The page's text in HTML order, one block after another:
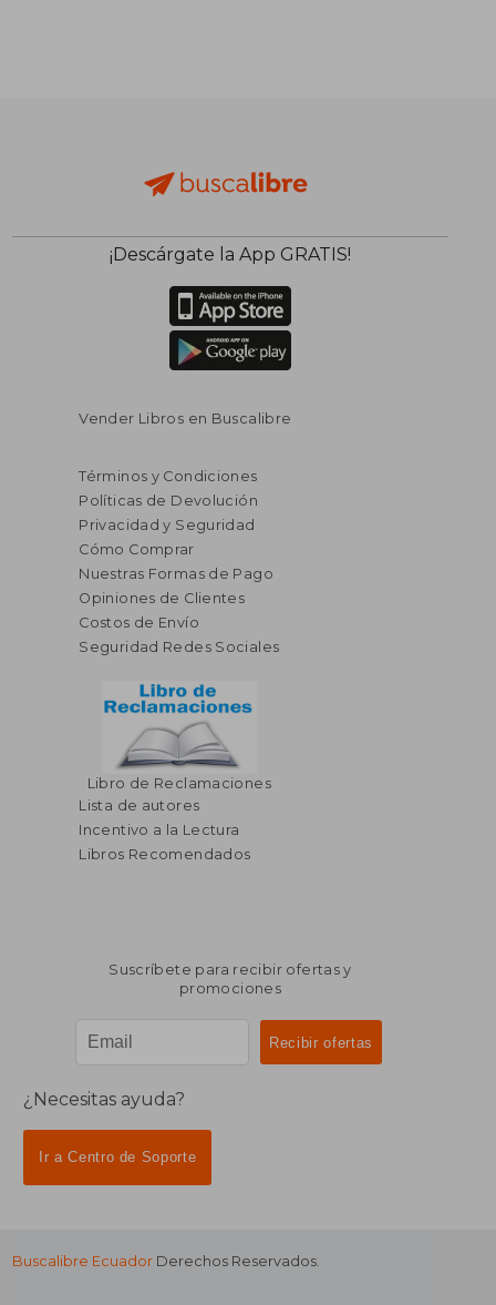
¡Descárgate la App GRATIS!
Vender Libros en Buscalibre
Términos y Condiciones
Políticas de Devolución
Privacidad y Seguridad
Cómo Comprar
Nuestras Formas de Pago
Opiniones de Clientes
Costos de Envío
Seguridad Redes Sociales
Libro de Reclamaciones
Lista de autores
Incentivo a la Lectura
Libros Recomendados
Suscríbete para recibir ofertas y
promociones
¿Necesitas ayuda?
Ir a Centro de Soporte
Buscalibre Ecuador Derechos Reservados.